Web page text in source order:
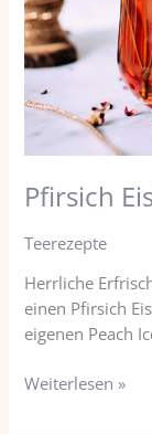
Pfirsich
Teerezepte
Herrliche
einen Pfirsich
eigenen Peach
Weiterlesen »